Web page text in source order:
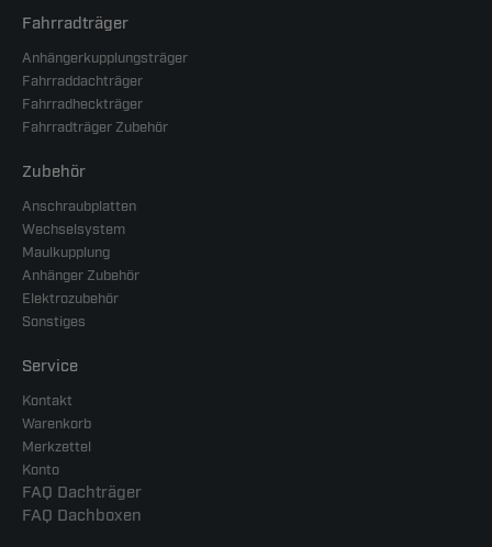
Fahrradträger
Anhängerkupplungsträger
Fahrraddachträger
Fahrradheckträger
Fahrradträger Zubehör
Zubehör
Anschraubplatten
Wechselsystem
Maulkupplung
Anhänger Zubehör
Elektrozubehör
Sonstiges
Service
Kontakt
Warenkorb
Merkzettel
Konto
FAQ Dachträger
FAQ Dachboxen